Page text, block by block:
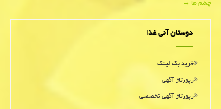
چشم ها→
دوستان آنی غذا
خرید بک لینک
رپورتاژ آگهی
رپورتاژ آگهی تخصصی